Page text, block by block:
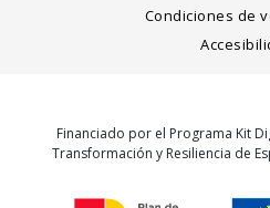
Condiciones de
Financiado por el Programa Kit
Transformación y Resiliencia de